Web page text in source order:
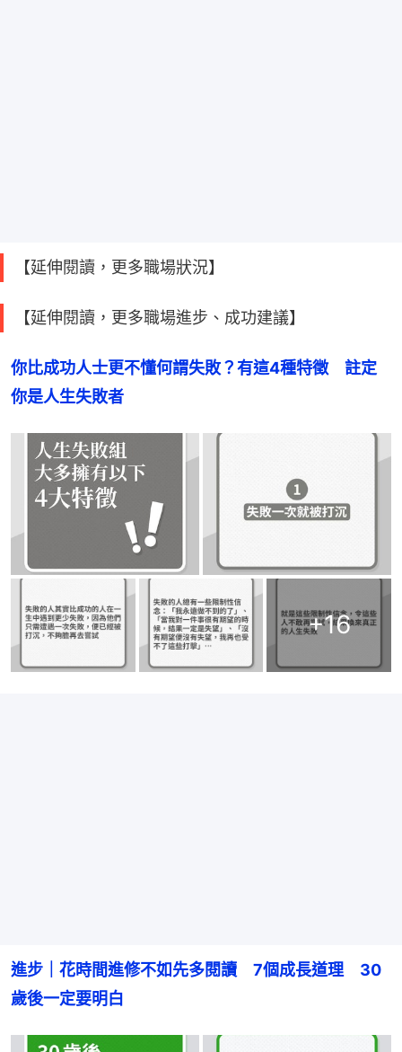
【延伸閱讀，更多職場狀況】
【延伸閱讀，更多職場進步、成功建議】
你比成功人士更不懂何謂失敗？有這4種特徵　註定
你是人生失敗者
+16
進步｜花時間進修不如先多閱讀　7個成長道理　30
歲後一定要明白